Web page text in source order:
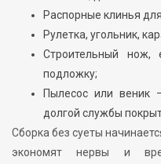
Распорные клинья
Рулетка, угольник,
Строительный нож,
подложку;
Пылесос или веник
долгой службы
Сборка без суеты
экономят нервы и